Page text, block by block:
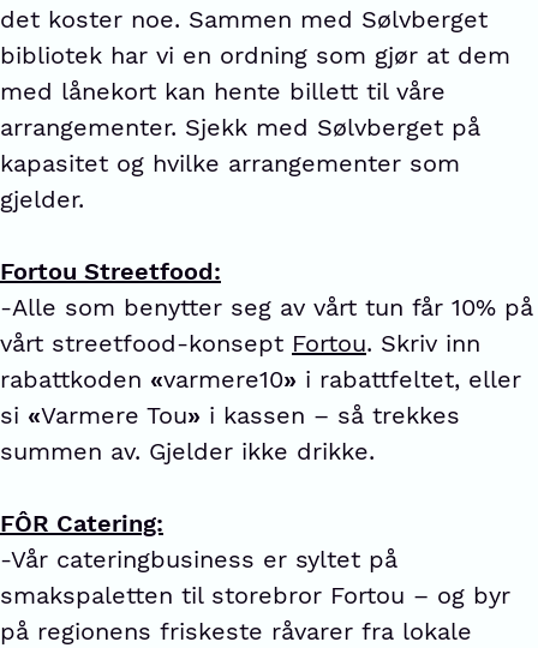
det koster noe. Sammen med Sølvberget
bibliotek har vi en ordning som gjør at dem
med lånekort kan hente billett til våre
arrangementer. Sjekk med Sølvberget på
kapasitet og hvilke arrangementer som
gjelder.
Fortou Streetfood:
-Alle som benytter seg av vårt tun får 10% på
vårt streetfood-konsept Fortou. Skriv inn
rabattkoden «varmere10» i rabattfeltet, eller
si «Varmere Tou» i kassen – så trekkes
summen av. Gjelder ikke drikke.
FÔR Catering:
-Vår cateringbusiness er syltet på
smakspaletten til storebror Fortou – og byr
på regionens friskeste råvarer fra lokale